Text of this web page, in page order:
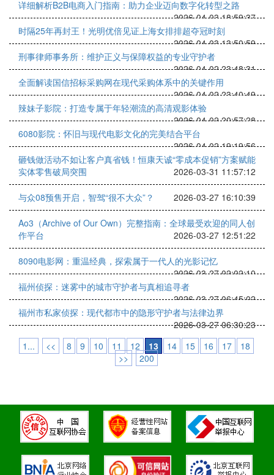
详细解析B2B电商入门指南：助力企业迈向数字化转型之路
2026-04-03 18:59:37
时隔25年再封王！光明优倍见证上海女排排超夺冠时刻
2026-04-03 13:50:59
刑事律师事务所：维护正义与保障权益的专业守护者
2026-04-02 23:48:31
全面解读国信招标采购网在现代采购体系中的关键作用
2026-04-02 23:40:49
辣妹子影院：打造专属于年轻潮流的高清观影体验
2026-04-02 20:57:28
6080影院：怀旧与现代电影文化的完美结合平台
2026-04-02 19:19:56
砸钱做活动不如让客户真省钱！恒康天诚“零成本促销”方案赋能
实体零售破局突围
2026-03-31 11:57:12
与众08预售开启，智驾“很不大众”？ 2026-03-27 16:10:39
Ao3（Archive of Our Own）完整指南：全球最受欢迎的同人创
作平台
2026-03-27 12:51:22
8090电影网：重温经典，探索属于一代人的光影记忆
2026-03-27 02:02:10
福州侦探：迷雾中的城市守护者与真相追寻者
2026-03-27 06:45:02
福州市私家侦探：现代都市中的隐形守护者与法律边界
2026-03-27 06:30:23
1...
<< 8 9 10 11 12 13 14 15 16 17
18
>>
200